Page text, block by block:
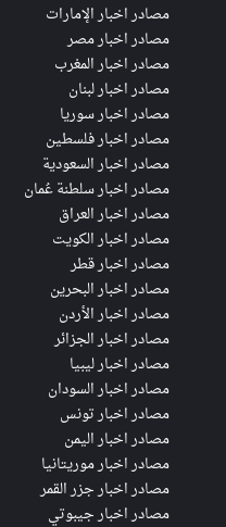
مصادر اخبار الإمارات
مصادر اخبار مصر
مصادر اخبار المغرب
مصادر اخبار لبنان
مصادر اخبار سوريا
مصادر اخبار فلسطين
مصادر اخبار السعودية
مصادر اخبار سلطنة عُمان
مصادر اخبار العراق
مصادر اخبار الكويت
مصادر اخبار قطر
مصادر اخبار البحرين
مصادر اخبار الأردن
مصادر اخبار الجزائر
مصادر اخبار ليبيا
مصادر اخبار السودان
مصادر اخبار تونس
مصادر اخبار اليمن
مصادر اخبار موريتانيا
مصادر اخبار جزر القمر
مصادر اخبار جيبوتي